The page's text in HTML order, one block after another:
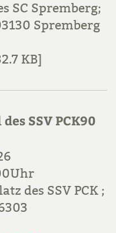
SC Spremberg;
Spremberg
KB]
SSV PCK90
des SSV PCK ;